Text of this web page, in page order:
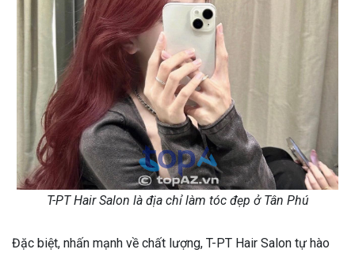
T-PT Hair Salon là địa chỉ làm tóc đẹp ở Tân Phú
Đặc biệt, nhấn mạnh về chất lượng, T-PT Hair Salon tự hào